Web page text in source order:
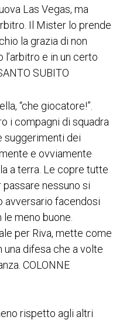
Las Vegas, ma
Il Mister lo prende
la grazia di non
e in un certo
SUBITO
“che giocatore!”.
i compagni di squadra
suggerimenti dei
e ovviamente
a terra. Le copre tutte
nessuno si
avversario facendosi
meno buone.
per Riva, mette come
una difesa che a volte
COLONNE
rispetto agli altri